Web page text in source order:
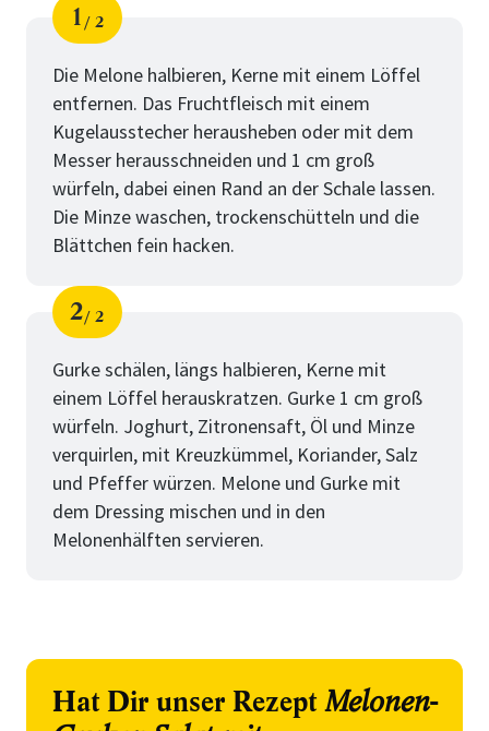
Schritt
1
von
2
Die Melone halbieren, Kerne mit einem Löffel
entfernen. Das Fruchtfleisch mit einem
Kugelausstecher herausheben oder mit dem
Messer herausschneiden und 1 cm groß
würfeln, dabei einen Rand an der Schale lassen.
Die Minze waschen, trockenschütteln und die
Blättchen fein hacken.
Schritt
2
von
2
Gurke schälen, längs halbieren, Kerne mit
einem Löffel herauskratzen. Gurke 1 cm groß
würfeln. Joghurt, Zitronensaft, Öl und Minze
verquirlen, mit Kreuzkümmel, Koriander, Salz
und Pfeffer würzen. Melone und Gurke mit
dem Dressing mischen und in den
Melonenhälften servieren.
Hat Dir unser Rezept Melonen-